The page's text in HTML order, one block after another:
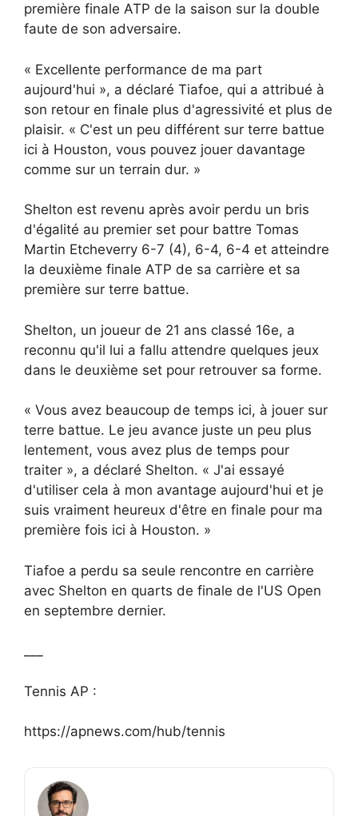
première finale ATP de la saison sur la double
faute de son adversaire.
« Excellente performance de ma part
aujourd'hui », a déclaré Tiafoe, qui a attribué à
son retour en finale plus d'agressivité et plus de
plaisir. « C'est un peu différent sur terre battue
ici à Houston, vous pouvez jouer davantage
comme sur un terrain dur. »
Shelton est revenu après avoir perdu un bris
d'égalité au premier set pour battre Tomas
Martin Etcheverry 6-7 (4), 6-4, 6-4 et atteindre
la deuxième finale ATP de sa carrière et sa
première sur terre battue.
Shelton, un joueur de 21 ans classé 16e, a
reconnu qu'il lui a fallu attendre quelques jeux
dans le deuxième set pour retrouver sa forme.
« Vous avez beaucoup de temps ici, à jouer sur
terre battue. Le jeu avance juste un peu plus
lentement, vous avez plus de temps pour
traiter », a déclaré Shelton. « J'ai essayé
d'utiliser cela à mon avantage aujourd'hui et je
suis vraiment heureux d'être en finale pour ma
première fois ici à Houston. »
Tiafoe a perdu sa seule rencontre en carrière
avec Shelton en quarts de finale de l'US Open
en septembre dernier.
Tennis AP :
https://apnews.com/hub/tennis